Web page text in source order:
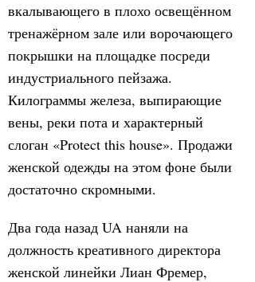
вкалывающего в плохо освещённом
тренажёрном зале или ворочающего
покрышки на площадке посреди
индустриального пейзажа.
Килограммы железа, выпирающие
вены, реки пота и характерный
слоган «Protect this house». Продажи
женской одежды на этом фоне были
достаточно скромными.
Два года назад UA наняли на
должность креативного директора
женской линейки Лиан Фремер,